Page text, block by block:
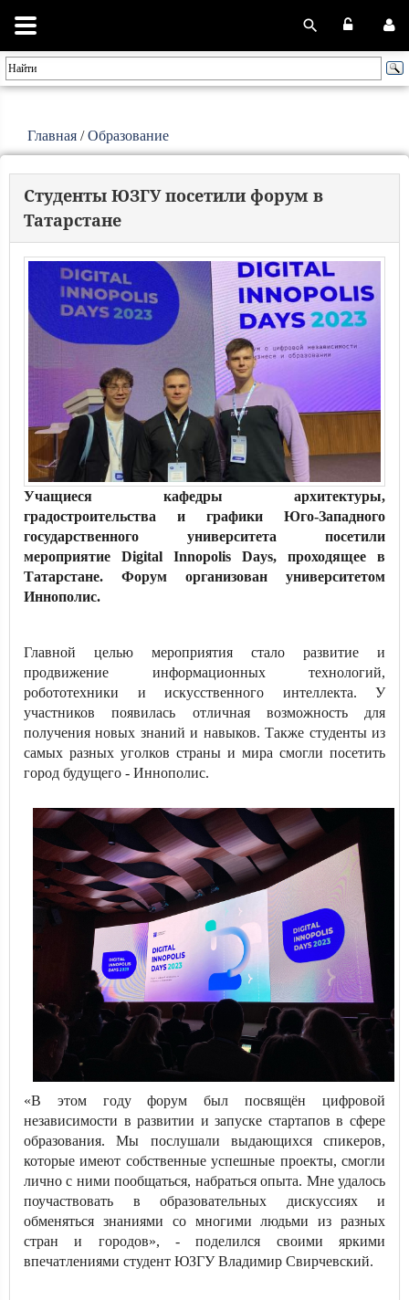
Главная /Образование
Студенты ЮЗГУ посетили форум в
Татарстане
Учащиеся кафедры архитектуры,
градостроительства и графики Юго-Западного
государственного университета посетили
мероприятие Digital Innopolis Days, проходящее в
Татарстане. Форум организован университетом
Иннополис.
Главной целью мероприятия стало развитие и
продвижение информационных технологий,
робототехники и искусственного интеллекта. У
участников появилась отличная возможность для
получения новых знаний и навыков. Также студенты из
самых разных уголков страны и мира смогли посетить
город будущего - Иннополис.
«В этом году форум был посвящён цифровой
независимости в развитии и запуске стартапов в сфере
образования. Мы послушали выдающихся спикеров,
которые имеют собственные успешные проекты, смогли
лично с ними пообщаться, набраться опыта. Мне удалось
поучаствовать в образовательных дискуссиях и
обменяться знаниями со многими людьми из разных
стран и городов», - поделился своими яркими
впечатлениями студент ЮЗГУ Владимир Свирчевский.